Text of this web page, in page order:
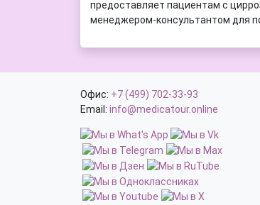
предоставляет пациентам с
менеджером-консультантом для
Офис: +7 (499) 702-33-93
Email: info@medicatour.online